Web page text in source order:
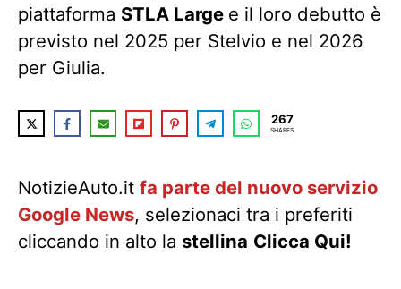
piattaforma STLA Large e il loro debutto è
previsto nel 2025 per Stelvio e nel 2026
per Giulia.
267
SHARES
NotizieAuto.it fa parte del nuovo servizio
Google News, selezionaci tra i preferiti
cliccando in alto la stellina Clicca Qui!